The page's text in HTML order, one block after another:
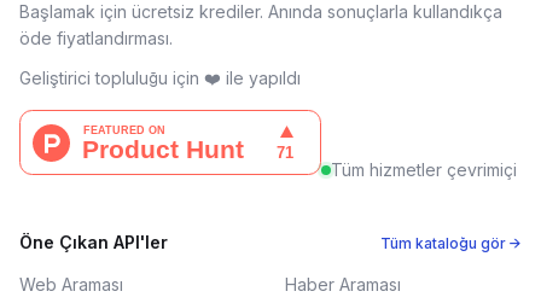
Başlamak için ücretsiz krediler. Anında sonuçlarla kullandıkça
öde fiyatlandırması.
Geliştirici topluluğu için ❤️ ile yapıldı
Tüm hizmetler çevrimiçi
Öne Çıkan API'ler Tüm kataloğu gör →
Web Araması
Haber Araması